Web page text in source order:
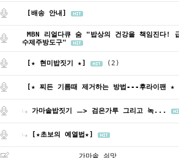
[배송 안내]
MBN 리얼다큐 숨 "밥상의 건강을 책임진다!
수제주방도구"
[★ 현미밥짓기 ★] (2)
[★ 찌든 기름때 제거하는 방법---후라이팬 ★
가마솥밥짓기 ㅡ> 검은가루 그리고 녹...
[★초보의 예열법★]
가마솥 쇠맛